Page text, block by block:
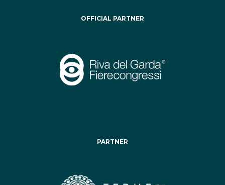
OFFICIAL PARTNER
PARTNER